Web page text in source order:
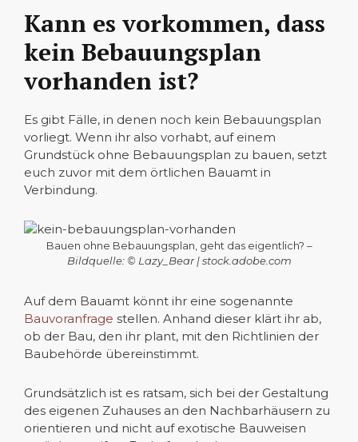
Kann es vorkommen, dass
kein Bebauungsplan
vorhanden ist?
Es gibt Fälle, in denen noch kein Bebauungsplan
vorliegt. Wenn ihr also vorhabt, auf einem
Grundstück ohne Bebauungsplan zu bauen, setzt
euch zuvor mit dem örtlichen Bauamt in
Verbindung.
Bauen ohne Bebauungsplan, geht das eigentlich? –
Bildquelle: © Lazy_Bear | stock.adobe.com
Auf dem Bauamt könnt ihr eine sogenannte
Bauvoranfrage stellen. Anhand dieser klärt ihr ab,
ob der Bau, den ihr plant, mit den Richtlinien der
Baubehörde übereinstimmt.
Grundsätzlich ist es ratsam, sich bei der Gestaltung
des eigenen Zuhauses an den Nachbarhäusern zu
orientieren und nicht auf exotische Bauweisen